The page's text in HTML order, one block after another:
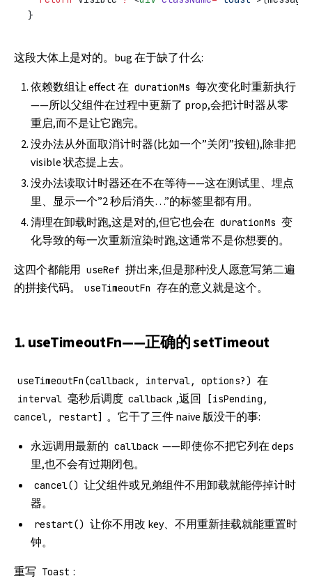
}
这段大体上是对的。bug 在于缺了什么:
依赖数组让 effect 在 durationMs 每次变化时重新执行
——所以父组件在过程中更新了 prop,会把计时器从零
重启,而不是让它跑完。
没办法从外面取消计时器(比如一个”关闭”按钮),除非把
visible 状态提上去。
没办法读取计时器还在不在等待——这在测试里、埋点
里、显示一个”2 秒后消失…”的标签里都有用。
清理在卸载时跑,这是对的,但它也会在 durationMs 变
化导致的每一次重新渲染时跑,这通常不是你想要的。
这四个都能用 useRef 拼出来,但是那种没人愿意写第二遍
的拼接代码。
useTimeoutFn 存在的意义就是这个。
1. useTimeoutFn——正确的 setTimeout
useTimeoutFn(callback, interval, options?) 在
interval 毫秒后调度 callback ,返回
[isPending,
cancel, restart] 。它干了三件 naive 版没干的事:
永远调用最新的 callback ——即使你不把它列在 deps
里,也不会有过期闭包。
cancel() 让父组件或兄弟组件不用卸载就能停掉计时
器。
restart() 让你不用改 key、不用重新挂载就能重置时
钟。
重写 Toast :